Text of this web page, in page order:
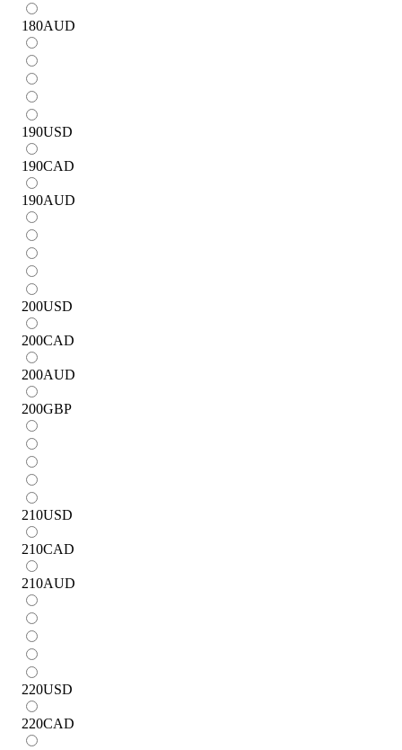
180AUD
190USD
190CAD
190AUD
200USD
200CAD
200AUD
200GBP
210USD
210CAD
210AUD
220USD
220CAD